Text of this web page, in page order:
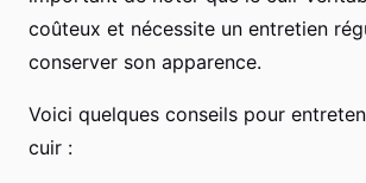
coûteux et nécessite un entretien
conserver son apparence.
Voici quelques conseils pour
cuir :